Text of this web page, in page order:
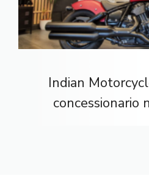
Indian
concessionario